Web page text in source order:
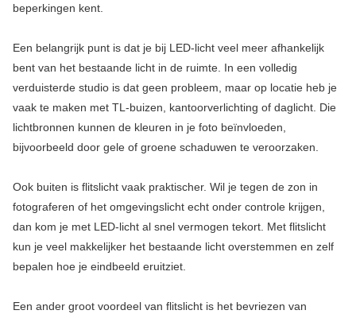
beperkingen kent.
Een belangrijk punt is dat je bij LED-licht veel meer afhankelijk
bent van het bestaande licht in de ruimte. In een volledig
verduisterde studio is dat geen probleem, maar op locatie heb je
vaak te maken met TL-buizen, kantoorverlichting of daglicht. Die
lichtbronnen kunnen de kleuren in je foto beïnvloeden,
bijvoorbeeld door gele of groene schaduwen te veroorzaken.
Ook buiten is flitslicht vaak praktischer. Wil je tegen de zon in
fotograferen of het omgevingslicht echt onder controle krijgen,
dan kom je met LED-licht al snel vermogen tekort. Met flitslicht
kun je veel makkelijker het bestaande licht overstemmen en zelf
bepalen hoe je eindbeeld eruitziet.
Een ander groot voordeel van flitslicht is het bevriezen van